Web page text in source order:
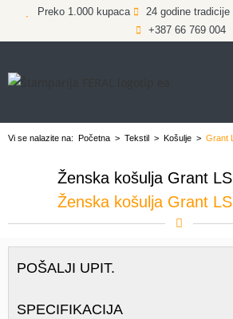
Preko 1.000 kupaca 24 godine tradicije
+387 66 769 004
Vi se nalazite na: Početna > Tekstil > Košulje > Grant
Ženska košulja Grant
Ženska košulja Grant
POŠALJI UPIT.
SPECIFIKACIJA